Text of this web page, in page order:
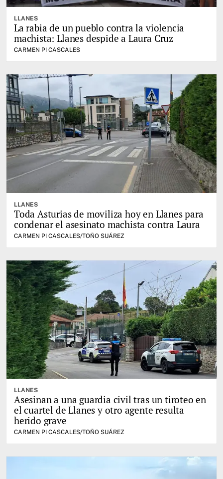
LLANES
La rabia de un pueblo contra la violencia
machista: Llanes despide a Laura Cruz
CARMEN PI CASCALES
LLANES
Toda Asturias de moviliza hoy en Llanes para
condenar el asesinato machista contra Laura
CARMEN PI CASCALES/TOÑO SUÁREZ
LLANES
Asesinan a una guardia civil tras un tiroteo en
el cuartel de Llanes y otro agente resulta
herido grave
CARMEN PI CASCALES/TOÑO SUÁREZ